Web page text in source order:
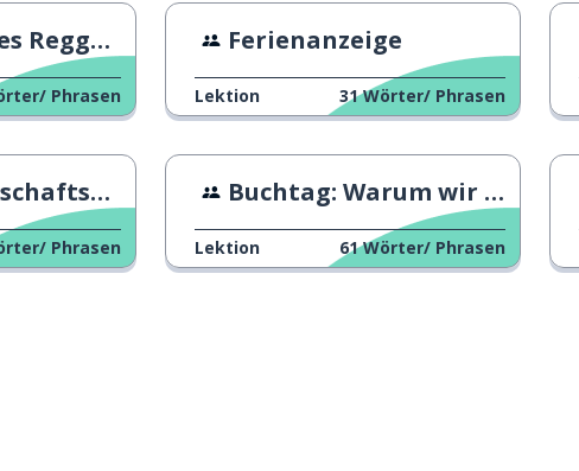
Phrasen
Ferienanzeige
Lektion 31 Wörter/ Phrasen
Phrasen
Buchtag: Warum wir lesen
Lektion 61 Wörter/ Phrasen